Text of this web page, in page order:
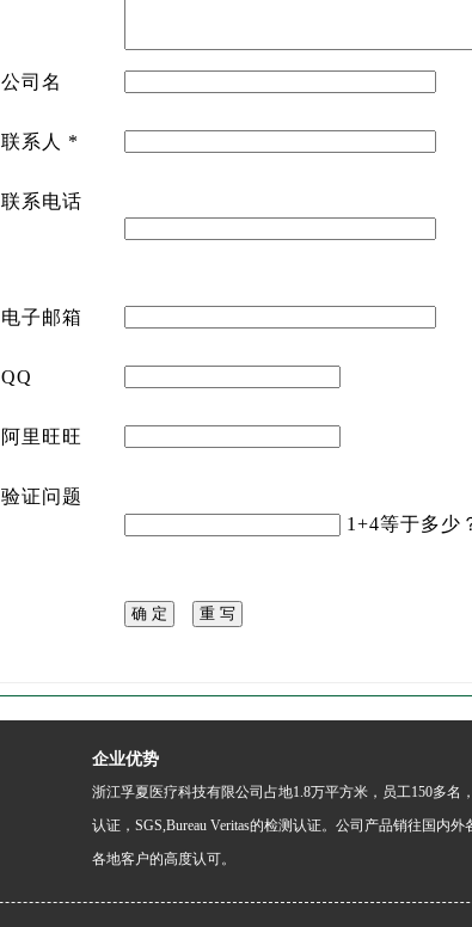
公司名
联系人 *
联系电话
电子邮箱
QQ
阿里旺旺
验证问题
1+4等于多少
企业优势
浙江孚夏医疗科技有限公司占地1.8万平方米，员工150多名
认证，SGS,Bureau Veritas的检测认证。公司产品销往国内
各地客户的高度认可。